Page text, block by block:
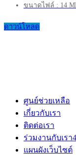
ขนาดไฟล์ : 14
ดาวน์โหลด
ศูนย์ช่วยเหลือ
เกี่ยวกับเรา
ติดต่อเรา
ร่วมงานกับเรา4
แผนผังเว็บไซต์